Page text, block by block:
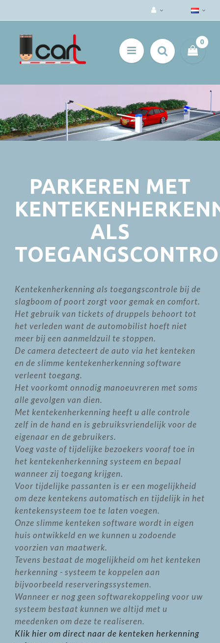
0
PARKEREN MET
ALS
Kentekenherkenning als toegangscontrole bij de
slagboom of poort zorgt voor gemak en comfort.
Het gebruik van tickets of druppels behoort tot
het verleden want de automobilist hoeft niet
meer bij een aanmeldzuil te stoppen.
De camera detecteert de auto via het kenteken
en de slimme kentekenherkenning software
verleent toegang.
Het voorkomt onnodig manoeuvreren met soms
alle gevolgen van dien.
Met kentekenherkenning heeft u alle controle
zelf in de hand en is gebruiksvriendelijk voor de
eigenaar en de gebruikers.
Voeg vaste of tijdelijke bezoekers vooraf toe in
het kentekenherkenning systeem en bepaal
wanneer zij toegang krijgen.
Voor tijdelijke passanten is er een mogelijkheid
om deze kentekens automatisch en tijdelijk in het
kentekensysteem toe te laten voegen.
Onze slimme kenteken software wordt in eigen
huis ontwikkeld en we kunnen u zodoende
voorzien van maatwerk.
Tevens bestaat de mogelijkheid om het kenteken
herkenning - systeem te koppelen aan
bijvoorbeeld reserveringssystemen.
Wanneer er nog geen softwarekoppeling voor uw
systeem bestaat kunnen we altijd met u
meedenken om deze te realiseren.
Klik hier om direct naar de kenteken herkenning